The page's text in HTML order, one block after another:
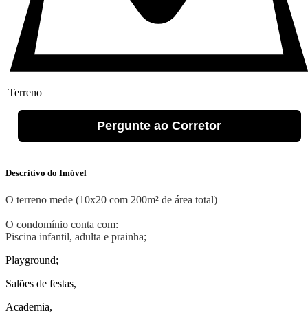
Terreno
Pergunte ao Corretor
Descritivo do Imóvel
O terreno mede (10x20 com 200m² de área total)
O condomínio conta com:
Piscina infantil, adulta e prainha;
Playground;
Salões de festas,
Academia,